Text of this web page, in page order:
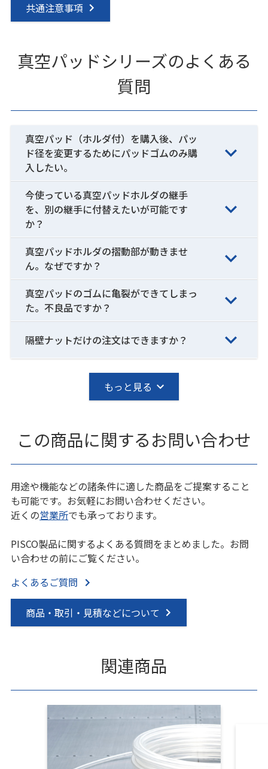
共通注意事項
真空パッドシリーズのよくある
質問
真空パッド（ホルダ付）を購入後、パッ
ド径を変更するためにパッドゴムのみ購
入したい。
今使っている真空パッドホルダの継手
を、別の継手に付替えたいが可能です
か？
真空パッドホルダの摺動部が動きませ
ん。なぜですか？
真空パッドのゴムに亀裂ができてしまっ
た。不良品ですか？
隔壁ナットだけの注文はできますか？
もっと見る
この商品に関するお問い合わせ
用途や機能などの諸条件に適した商品をご提案すること
も可能です。お気軽にお問い合わせください。
近くの営業所でも承っております。
PISCO製品に関するよくある質問をまとめました。お問
い合わせの前にご覧ください。
よくあるご質問
商品・取引・見積などについて
関連商品